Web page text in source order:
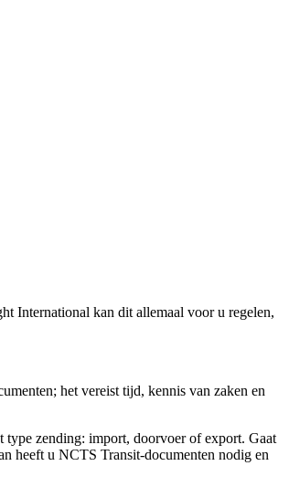
International kan dit allemaal voor u regelen,
het vereist tijd, kennis van zaken en
type zending: import, doorvoer of export. Gaat
heeft u NCTS Transit-documenten nodig en